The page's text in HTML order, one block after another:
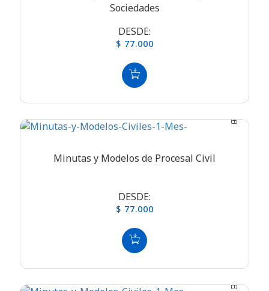
Sociedades
DESDE:
$ 77.000
Minutas y Modelos de Procesal Civil
DESDE:
$ 77.000